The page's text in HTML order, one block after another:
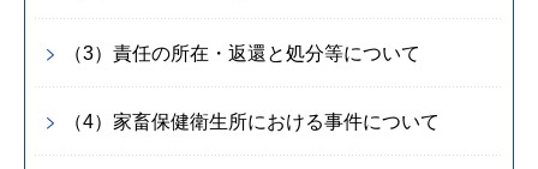
（3）責任の所在・返還と処分等について
（4）家畜保健衛生所における事件について